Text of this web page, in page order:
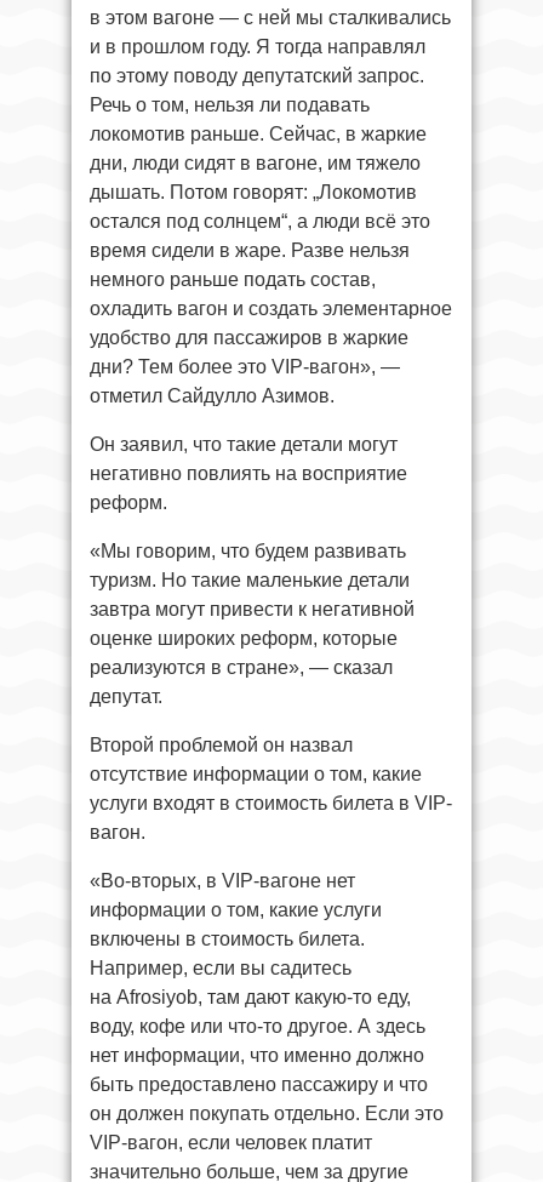
в этом вагоне — с ней мы сталкивались
и в прошлом году. Я тогда направлял
по этому поводу депутатский запрос.
Речь о том, нельзя ли подавать
локомотив раньше. Сейчас, в жаркие
дни, люди сидят в вагоне, им тяжело
дышать. Потом говорят: „Локомотив
остался под солнцем“, а люди всё это
время сидели в жаре. Разве нельзя
немного раньше подать состав,
охладить вагон и создать элементарное
удобство для пассажиров в жаркие
дни? Тем более это VIP-вагон», —
отметил Сайдулло Азимов.
Он заявил, что такие детали могут
негативно повлиять на восприятие
реформ.
«Мы говорим, что будем развивать
туризм. Но такие маленькие детали
завтра могут привести к негативной
оценке широких реформ, которые
реализуются в стране», — сказал
депутат.
Второй проблемой он назвал
отсутствие информации о том, какие
услуги входят в стоимость билета в VIP-
вагон.
«Во-вторых, в VIP-вагоне нет
информации о том, какие услуги
включены в стоимость билета.
Например, если вы садитесь
на Afrosiyob, там дают какую-то еду,
воду, кофе или что-то другое. А здесь
нет информации, что именно должно
быть предоставлено пассажиру и что
он должен покупать отдельно. Если это
VIP-вагон, если человек платит
значительно больше, чем за другие